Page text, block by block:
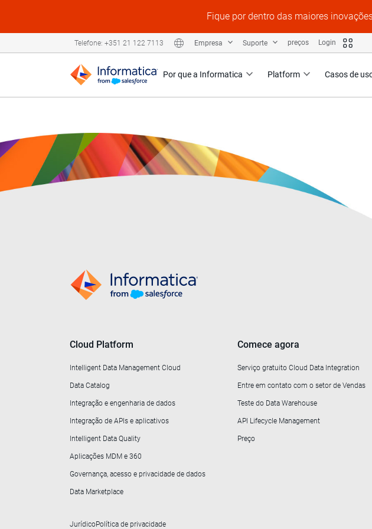
Fique por dentro das maiores
Por que a Informatica Platform Casos de
Telefone: +351 21 122 7113 Empresa Suporte preços Login
Cloud Platform
Intelligent Data Management Cloud
Data Catalog
Integração e engenharia de dados
Integração de APIs e aplicativos
Intelligent Data Quality
Aplicações MDM e 360
Governança, acesso e privacidade de dados
Data Marketplace
Comece agora
Serviço gratuito Cloud Data Integration
Entre em contato com o setor de Vendas
Teste do Data Warehouse
API Lifecycle Management
Preço
JurídicoPolítica de privacidade